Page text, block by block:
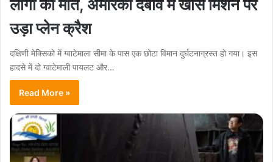
लोगों की मौत, अमेरिकी दबाव में खास मिशन पर
उड़ा प्लेन क्रैश
दक्षिणी मेक्सिको में ग्वाटेमाला सीमा के पास एक छोटा विमान दुर्घटनाग्रस्त हो गया। इस
हादसे में दो ग्वाटेमाली पायलट और…
Read More »